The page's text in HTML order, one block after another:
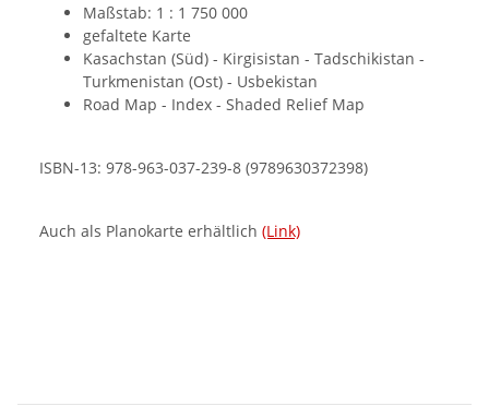
Maßstab: 1 : 1 750 000
gefaltete Karte
Kasachstan (Süd) - Kirgisistan - Tadschikistan -
Turkmenistan (Ost) - Usbekistan
Road Map - Index - Shaded Relief Map
ISBN-13: 978-963-037-239-8 (9789630372398)
Auch als Planokarte erhältlich (Link)